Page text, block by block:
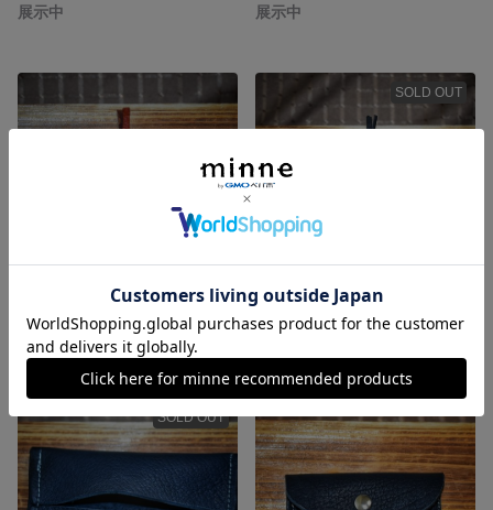
展示中
展示中
【エゾシカ革】本の栞 BOOKMARK
展示中
SOLD OUT
【エゾシカ革】本の栞
1,550円
SOLD OUT